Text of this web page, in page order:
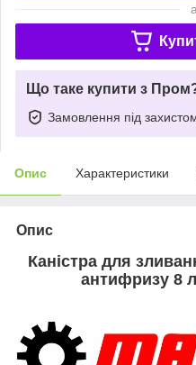
Що таке купити з
Замовлення під
Опис Характеристики
Опис
Каністра для
антифризу 8